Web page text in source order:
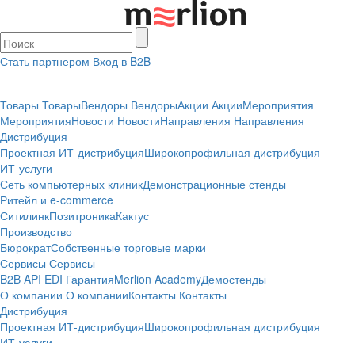
Стать партнером Вход в B2B
Товары ТоварыВендоры ВендорыАкции АкцииМероприятия
МероприятияНовости НовостиНаправления Направления
Дистрибуция
Проектная ИТ-дистрибуцияШирокопрофильная дистрибуция
ИТ-услуги
Сеть компьютерных клиникДемонстрационные стенды
Ритейл и e-commerce
СитилинкПозитроникаКактус
Производство
БюрократСобственные торговые марки
Сервисы Сервисы
B2B API EDI ГарантияMerlion AcademyДемостенды
О компании О компанииКонтакты Контакты
Дистрибуция
Проектная ИТ-дистрибуцияШирокопрофильная дистрибуция